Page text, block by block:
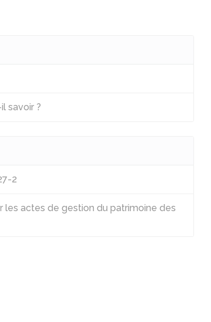
savoir ?
2
les actes de gestion du patrimoine des